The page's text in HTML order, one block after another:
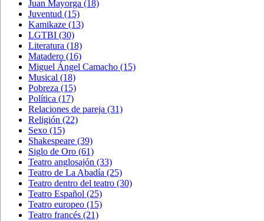
Juan Mayorga (18)
Juventud (15)
Kamikaze (13)
LGTBI (30)
Literatura (18)
Matadero (16)
Miguel Ángel Camacho (15)
Musical (18)
Pobreza (15)
Política (17)
Relaciones de pareja (31)
Religión (22)
Sexo (15)
Shakespeare (39)
Siglo de Oro (61)
Teatro anglosajón (33)
Teatro de La Abadía (25)
Teatro dentro del teatro (30)
Teatro Español (25)
Teatro europeo (15)
Teatro francés (21)